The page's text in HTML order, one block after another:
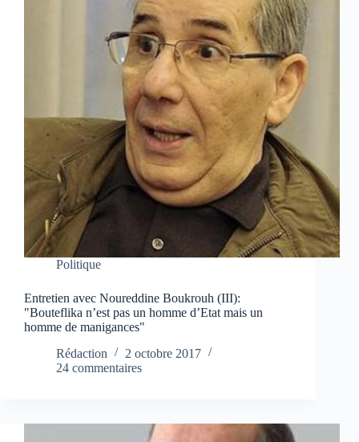
Politique
Entretien avec Noureddine Boukrouh (III):
"Bouteflika n’est pas un homme d’Etat mais un
homme de manigances"
Rédaction
2 octobre 2017
24 commentaires